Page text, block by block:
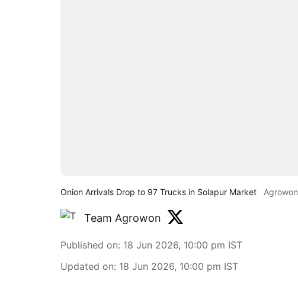
Onion Arrivals Drop to 97 Trucks in Solapur Market Agrowon
Team Agrowon
Published on: 18 Jun 2026, 10:00 pm IST
Updated on: 18 Jun 2026, 10:00 pm IST